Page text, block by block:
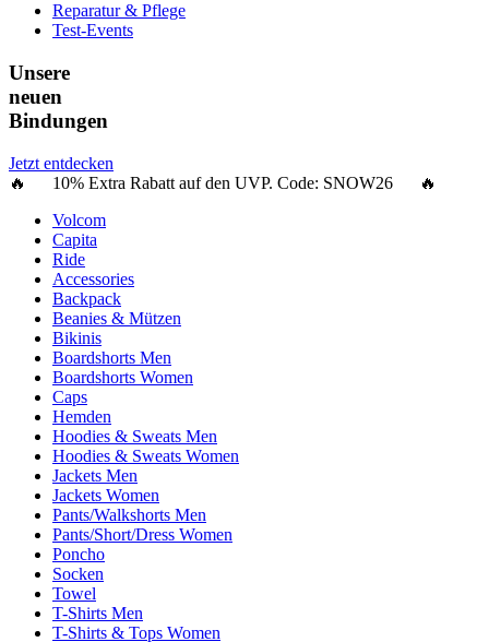
Reparatur & Pflege
Test-Events
Unsere
neuen
Bindungen
Jetzt entdecken
🔥 10% Extra Rabatt auf den UVP. Code: SNOW26 🔥
Volcom
Capita
Ride
Accessories
Backpack
Beanies & Mützen
Bikinis
Boardshorts Men
Boardshorts Women
Caps
Hemden
Hoodies & Sweats Men
Hoodies & Sweats Women
Jackets Men
Jackets Women
Pants/Walkshorts Men
Pants/Short/Dress Women
Poncho
Socken
Towel
T-Shirts Men
T-Shirts & Tops Women